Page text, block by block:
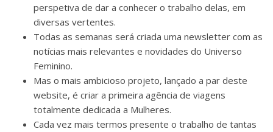
perspetiva de dar a conhecer o trabalho delas, em
diversas vertentes.
Todas as semanas será criada uma newsletter com as
notícias mais relevantes e novidades do Universo
Feminino.
Mas o mais ambicioso projeto, lançado a par deste
website, é criar a primeira agência de viagens
totalmente dedicada a Mulheres.
Cada vez mais termos presente o trabalho de tantas